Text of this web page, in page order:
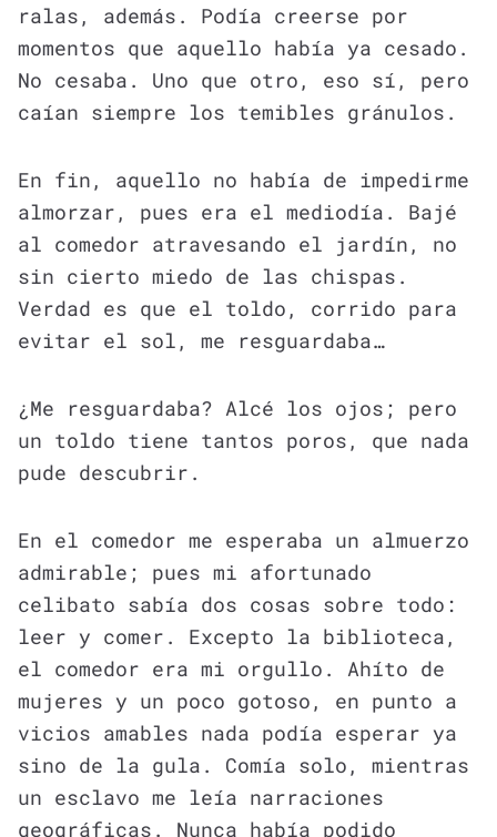
ralas, además. Podía creerse por
momentos que aquello había ya cesado.
No cesaba. Uno que otro, eso sí, pero
caían siempre los temibles gránulos.
En fin, aquello no había de impedirme
almorzar, pues era el mediodía. Bajé
al comedor atravesando el jardín, no
sin cierto miedo de las chispas.
Verdad es que el toldo, corrido para
evitar el sol, me resguardaba…
¿Me resguardaba? Alcé los ojos; pero
un toldo tiene tantos poros, que nada
pude descubrir.
En el comedor me esperaba un almuerzo
admirable; pues mi afortunado
celibato sabía dos cosas sobre todo:
leer y comer. Excepto la biblioteca,
el comedor era mi orgullo. Ahíto de
mujeres y un poco gotoso, en punto a
vicios amables nada podía esperar ya
sino de la gula. Comía solo, mientras
un esclavo me leía narraciones
geográficas. Nunca había podido